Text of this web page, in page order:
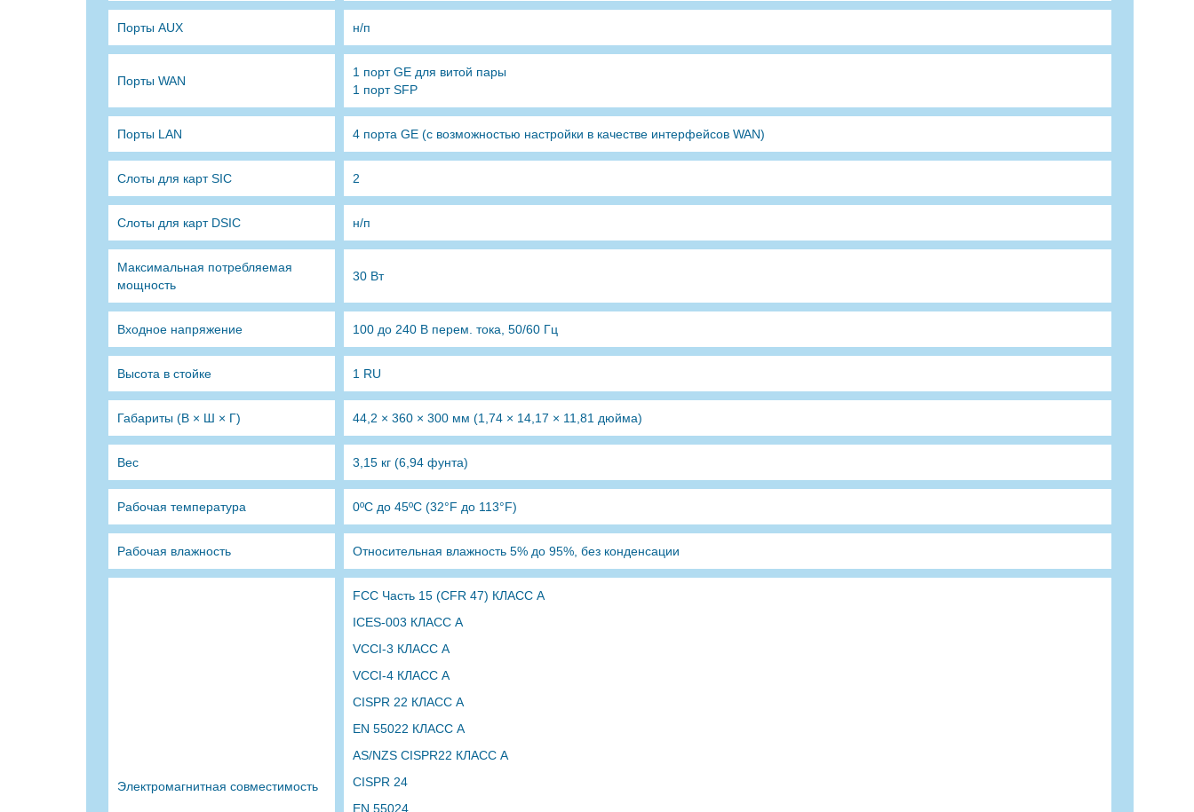
Порты AUX н/п
Порты WAN
1 порт GE для витой пары
1 порт SFP
Порты LAN 4 порта GE (с возможностью настройки в качестве интерфейсов WAN)
Слоты для карт SIC 2
Слоты для карт DSIC н/п
Максимальная потребляемая
мощность
30 Вт
Входное напряжение 100 до 240 В перем. тока, 50/60 Гц
Высота в стойке 1 RU
Габариты (В × Ш × Г) 44,2 × 360 × 300 мм (1,74 × 14,17 × 11,81 дюйма)
Вес 3,15 кг (6,94 фунта)
Рабочая температура 0ºC до 45ºC (32°F до 113°F)
Рабочая влажность Относительная влажность 5% до 95%, без конденсации
Электромагнитная совместимость
FCC Часть 15 (CFR 47) КЛАСС A
ICES-003 КЛАСС A
VCCI-3 КЛАСС A
VCCI-4 КЛАСС A
CISPR 22 КЛАСС A
EN 55022 КЛАСС A
AS/NZS CISPR22 КЛАСС A
CISPR 24
EN 55024